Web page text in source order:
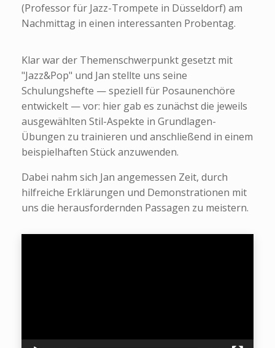
(Professor für Jazz-Trompete in Düsseldorf) am
Nachmittag in einen interessanten Probentag.
Klar war der Themenschwerpunkt gesetzt mit
"Jazz&Pop" und Jan stellte uns seine
Schulungshefte — speziell für Posaunenchöre
entwickelt — vor: hier gab es zunächst die jeweils
ausgewählten Stil-Aspekte in Grundlagen-
Übungen zu trainieren und anschließend in einem
beispielhaften Stück anzuwenden.
Dabei nahm sich Jan angemessen Zeit, durch
hilfreiche Erklärungen und Demonstrationen mit
uns die herausfordernden Passagen zu meistern.